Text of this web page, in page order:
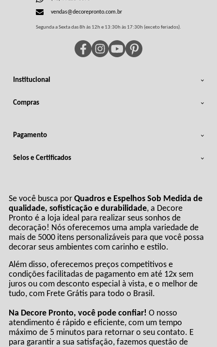
Institucional
Compras
vendas@decorepronto.com.br
Segunda a Sexta das 8h às 12h e 13:30h às 17:30h (exceto feriados).
Pagamento
Selos e Certificados
Se você busca por Quadros e Espelhos Sob Medida de
qualidade, sofisticação e durabilidade, a Decore
Pronto é a loja ideal para realizar seus sonhos de
decoração! Nós oferecemos uma ampla variedade de
mais de 5000 itens personalizáveis para que você possa
decorar seus ambientes com carinho e estilo.
Além disso, oferecemos preços competitivos e
condições facilitadas de pagamento em até 12x sem
juros ou com desconto especial à vista, e o melhor de
tudo, com Frete Grátis para todo o Brasil.
Na Decore Pronto, você pode confiar! O nosso
atendimento é rápido e eficiente, com um tempo
máximo de 5 minutos para retornar o seu contato. E
para garantir a sua satisfação, fazemos questão de